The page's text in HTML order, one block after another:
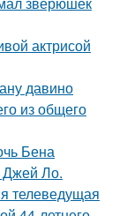
актрисой
давино
из общего
Бена
Джей Ло.
телеведущая